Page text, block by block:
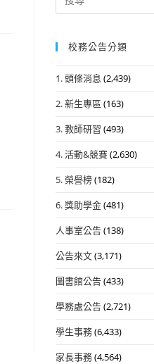
for:
校務公告分類
1. 頭條消息 (2,439)
2. 新生專區 (163)
3. 教師研習 (493)
4. 活動&競賽(2,630)
5. 榮譽榜(182)
6. 獎助學金(481)
人事室公告(138)
公告來文(3,171)
圖書館公告(433)
學務處公告(2,721)
學生事務(6,433)
家長事務(4,564)